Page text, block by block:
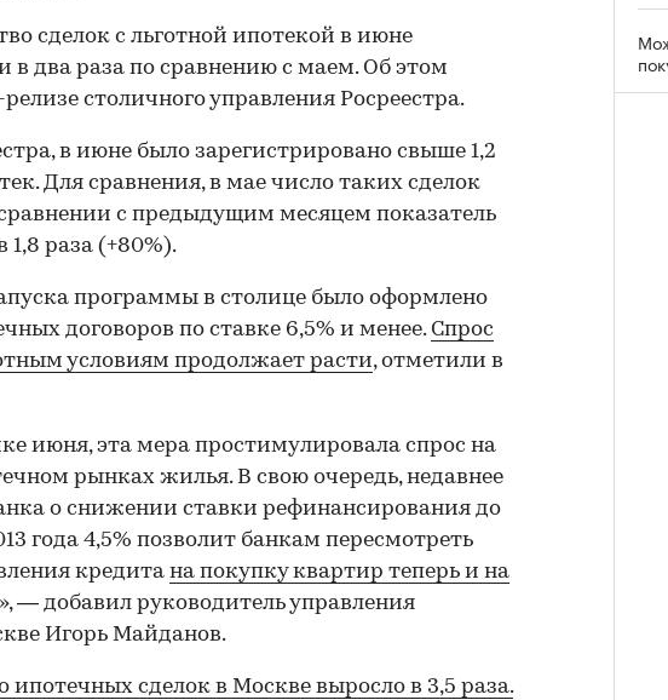
сделок с льготной ипотекой в июне
в два раза по сравнению с маем. Об этом
столичного управления Росреестра.
в июне было зарегистрировано свыше 1,2
Для сравнения, в мае число таких сделок
с предыдущим месяцем показатель
1,8 раза (+80%).
программы в столице было оформлено
договоров по ставке 6,5% и менее. Спрос
условиям продолжает расти, отметили в
июня, эта мера простимулировала спрос на
рынках жилья. В свою очередь, недавнее
о снижении ставки рефинансирования до
года 4,5% позволит банкам пересмотреть
кредита на покупку квартир теперь и на
», — добавил руководитель управления
Игорь Майданов.
ипотечных сделок в Москве выросло в 3,5 раза.